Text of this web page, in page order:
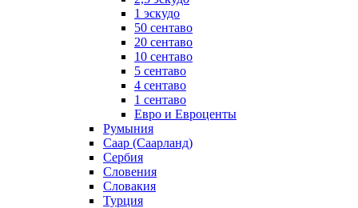
1 эскудо
50 сентаво
20 сентаво
10 сентаво
5 сентаво
4 сентаво
1 сентаво
Евро и Евроценты
Румыния
Саар (Саарланд)
Сербия
Словения
Словакия
Турция